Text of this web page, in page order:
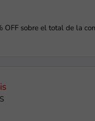
OFF sobre el total de la